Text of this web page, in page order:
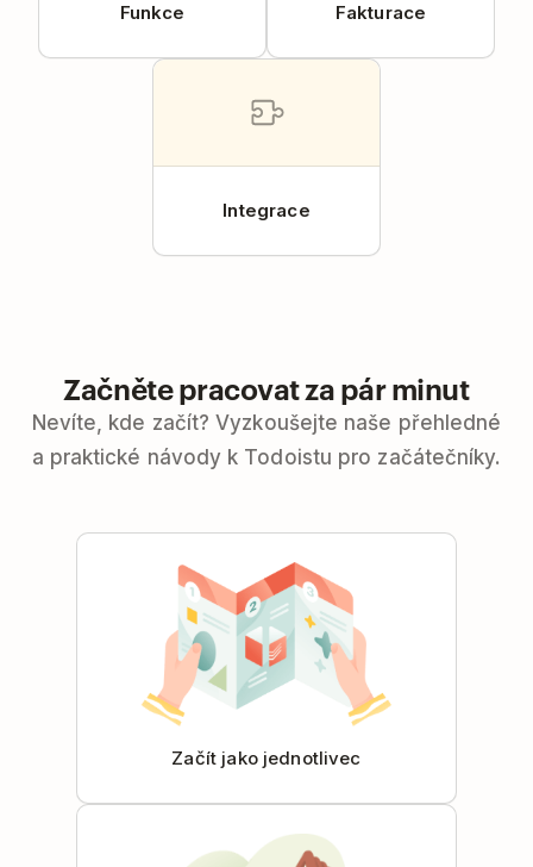
Funkce Fakturace
Integrace
Začněte pracovat za pár minut
Nevíte, kde začít? Vyzkoušejte naše přehledné
a praktické návody k Todoistu pro začátečníky.
Začít jako jednotlivec